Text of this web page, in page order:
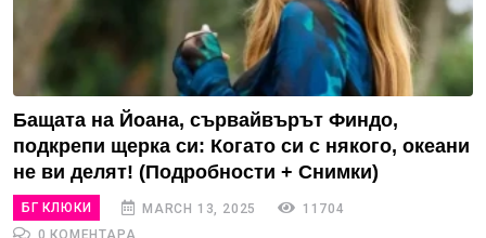
Бащата на Йоана, сървайвърът Финдо,
подкрепи щерка си: Когато си с някого, океани
не ви делят! (Подробности + Снимки)
БГ КЛЮКИ MARCH 13, 2025
11704
0 КОМЕНТАРА